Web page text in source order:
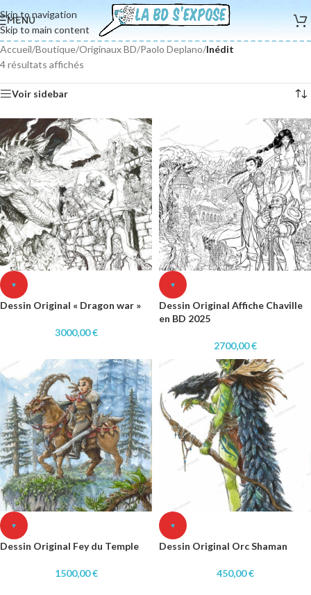
Skip to navigation
Skip to main content
MENU
Accueil/Boutique/Originaux BD/Paolo Deplano/Inédit
4 résultats affichés
Voir sidebar
♥
Dessin Original « Dragon war »
3000,00€
♥
Dessin Original Affiche Chaville
en BD 2025
2700,00€
♥
Dessin Original Fey du Temple
1500,00€
♥
Dessin Original Orc Shaman
450,00€